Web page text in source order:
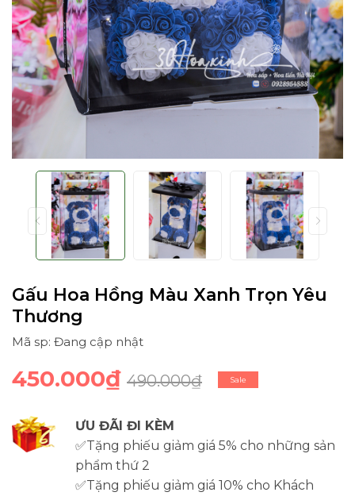
Gấu Hoa Hồng Màu Xanh Trọn Yêu
Thương
Mã sp: Đang cập nhật
450.000₫ 490.000₫ Sale
ƯU ĐÃI ĐI KÈM
✅Tặng phiếu giảm giá 5% cho những sản
phẩm thứ 2
✅Tặng phiếu giảm giá 10% cho Khách